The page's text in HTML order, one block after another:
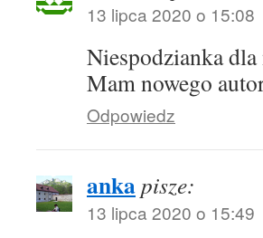
13 lipca 2020 o 15:08
Niespodzianka
Mam nowego
Odpowiedz
ankapisze:
13 lipca 2020 o 15:49